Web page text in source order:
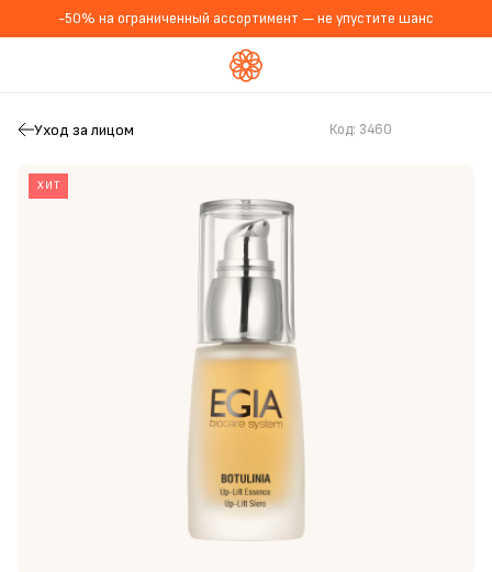
-50% на ограниченный ассортимент — не упустите шанс
Уход за лицом
ХИТ
Код: 3460